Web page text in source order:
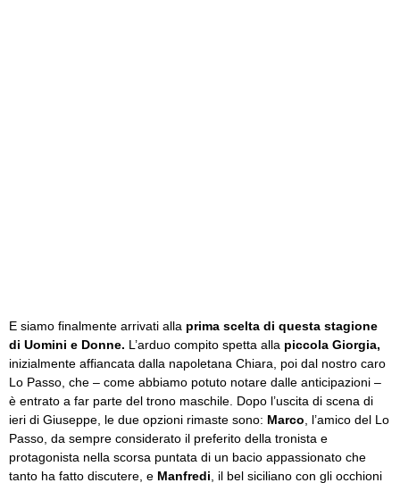
E siamo finalmente arrivati alla prima scelta di questa stagione
di Uomini e Donne. L’arduo compito spetta alla piccola Giorgia,
inizialmente affiancata dalla napoletana Chiara, poi dal nostro caro
Lo Passo, che – come abbiamo potuto notare dalle anticipazioni –
è entrato a far parte del trono maschile. Dopo l’uscita di scena di
ieri di Giuseppe, le due opzioni rimaste sono: Marco , l’amico del Lo
Passo, da sempre considerato il preferito della tronista e
protagonista nella scorsa puntata di un bacio appassionato che
tanto ha fatto discutere, e Manfredi , il bel siciliano con gli occhioni